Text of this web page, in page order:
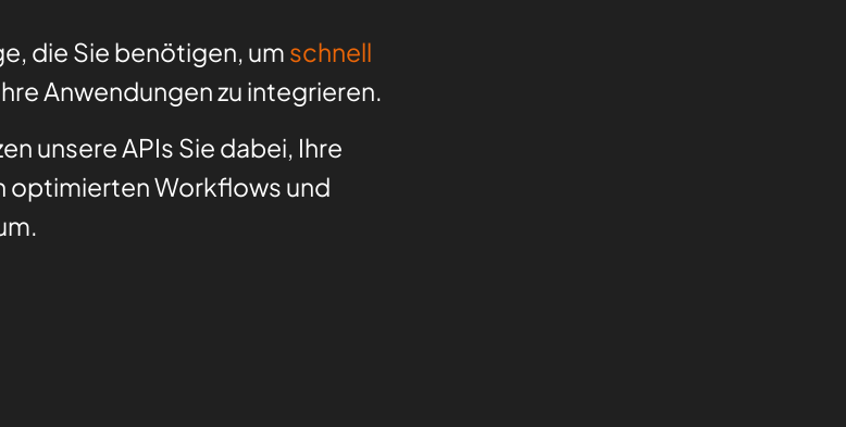
die Sie benötigen, um schnell
Anwendungen zu integrieren.
unsere APIs Sie dabei, Ihre
optimierten Workflows und